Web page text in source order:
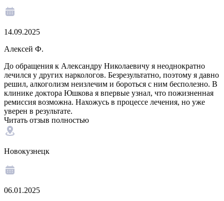
14.09.2025
Алексей Ф.
До обращения к Александру Николаевичу я неоднократно
лечился у других наркологов. Безрезультатно, поэтому я давно
решил, алкоголизм неизлечим и бороться с ним бесполезно. В
клинике доктора Юшкова я впервые узнал, что пожизненная
ремиссия возможна. Нахожусь в процессе лечения, но уже
уверен в результате.
Читать отзыв полностью
Новокузнецк
06.01.2025